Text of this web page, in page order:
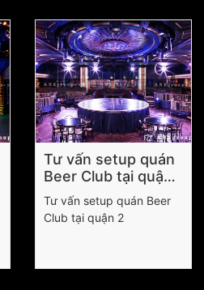
Tư vấn setup quán
Beer Club tại quận
2
Tư vấn setup quán Beer
Club tại quận 2